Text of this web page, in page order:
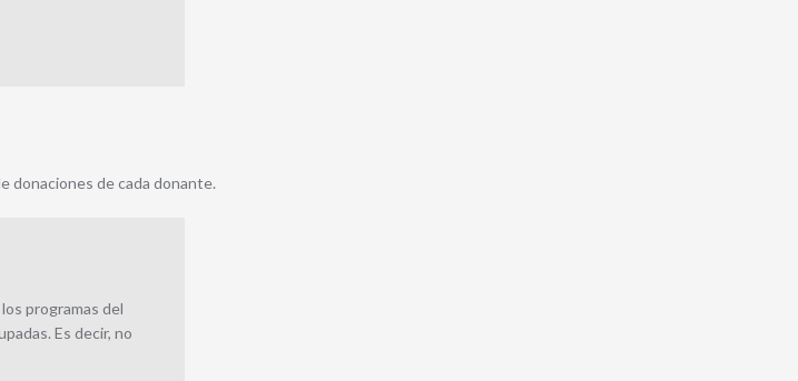
donaciones de cada donante.
programas del
Es decir, no